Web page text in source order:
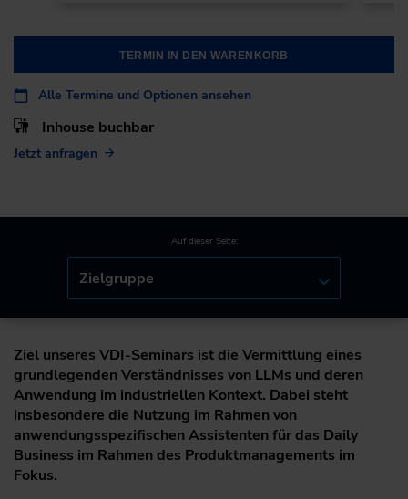
TERMIN IN DEN WARENKORB
Alle Termine und Optionen ansehen
Inhouse buchbar
Jetzt anfragen
Auf dieser Seite:
Zielgruppe
Ziel unseres VDI-Seminars ist die Vermittlung eines
grundlegenden Verständnisses von LLMs und deren
Anwendung im industriellen Kontext. Dabei steht
insbesondere die Nutzung im Rahmen von
anwendungsspezifischen Assistenten für das Daily
Business im Rahmen des Produktmanagements im
Fokus.